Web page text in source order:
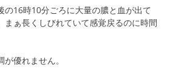
の16時10分ごろに大量の膿と血が出て
まぁ長くしびれていて感覚戻るのに時間
優れません。